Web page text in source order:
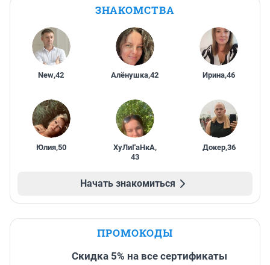
ЗНАКОМСТВА
New,42 Алёнушка,42 Ирина,46
Юлия,50 ХуЛиГаНкА,
43
Докер,36
Начать знакомиться
ПРОМОКОДЫ
Скидка 5% на все сертификаты